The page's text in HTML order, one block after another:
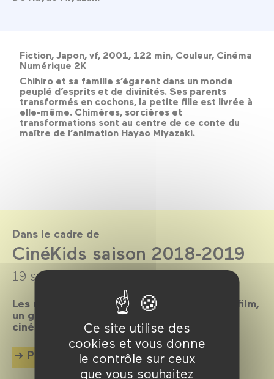
Ce site utilise des
cookies et vous donne
le contrôle sur ceux
que vous souhaitez
Fiction, Japon, vf, 2001, 122 min, Couleur, Cinéma
Numérique 2K
Chihiro et sa famille s’égarent dans un monde
peuplé d’esprits et de divinités. Ses parents
transformés en cochons, la petite fille est livrée à
elle-même. Chimères, sorcières et
transformations sont au centre de ce conte du
maître de l’animation Hayao Miyazaki.
Dans le cadre de
CinéKids saison 2018-2019
19 septembre 2018 → 30 juin 2019
Les mercredis et dimanches après-midi, un film,
un goûter et des animations pour tous les
cinéphiles en herbe de 18 mois à 8 ans !
Plus d'info